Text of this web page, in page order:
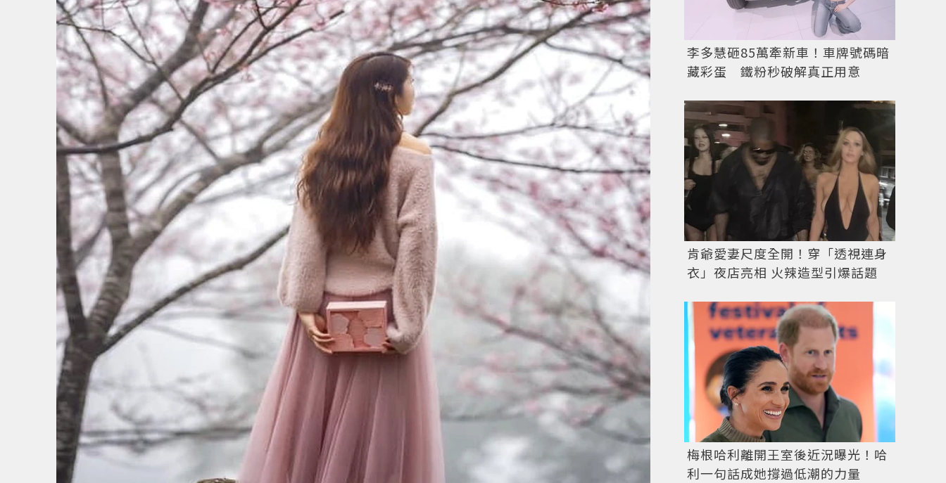
圖／Ig網友molly888666
李多慧砸85萬牽新車！車牌號碼暗
藏彩蛋 鐵粉秒破解真正用意
肯爺愛妻尺度全開！穿「透視連身
衣」夜店亮相 火辣造型引爆話題
梅根哈利離開王室後近況曝光！哈
利一句話成她撐過低潮的力量